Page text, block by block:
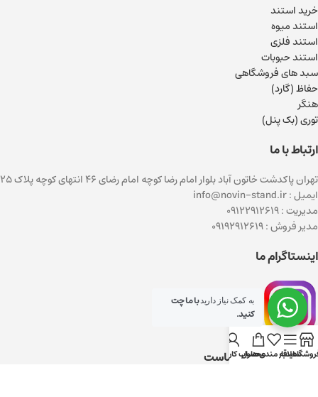
خرید استند
استند میوه
استند فلزی
استند حبوبات
سبد های فروشگاهی
حفاظ (گارد)
هنگر
توری (بک پنل)
ارتباط با ما
تهران پاکدشت خاتون آباد بلوار امام رضا کوچه امام رضای ۴۶ انتهای کوچه پلاک ۲۵
ایمیل : info@novin-stand.ir
مدیریت : 09122912619
مدیر فروش : 09192912619
اینستاگرام ما
اعتماد شما افتخار ماست
سایدبار
علاقه مندی ها
محصول
حساب کاربری من
به کمک نیاز داریدبا ما چت
کنید.